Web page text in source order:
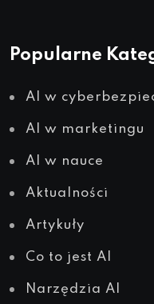
Popularne
AI w
AI w marketingu
AI w nauce
Aktualności
Artykuły
Co to jest AI
Narzędzia AI